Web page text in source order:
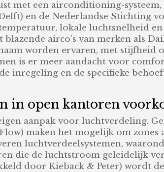
met een airconditioning-
en de Nederlandse Stichting
lokale luchtsnelheid en
airco’s van merken als
worden ervaren, met stijfheid
is er meer aandacht voor
inregeling en de specifieke
in open kantoren
aanpak voor luchtverdeling.
maken het mogelijk om
luchtverdeelsystemen,
die de luchtstroom geleidelijk
door Kieback & Peter) wordt